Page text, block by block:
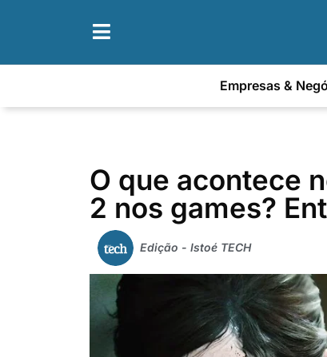
Empresas &
O que acontece
2 nos games?
Edição - Istoé TECH